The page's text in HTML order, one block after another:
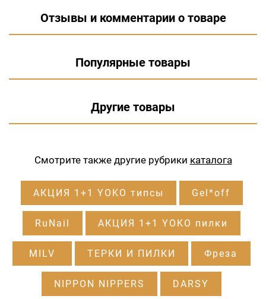
Отзывы и комментарии о товаре
Популярные товары
Другие товары
Смотрите также другие рубрики каталога
АКЦИЯ 1+1 YOKO типсы Gel*off
RuNail АКЦИЯ 1+1 YOKO пилки
MILV ТЕРКИ И ПИЛКИ Фреза
NIPPON NIPPERS DARSY